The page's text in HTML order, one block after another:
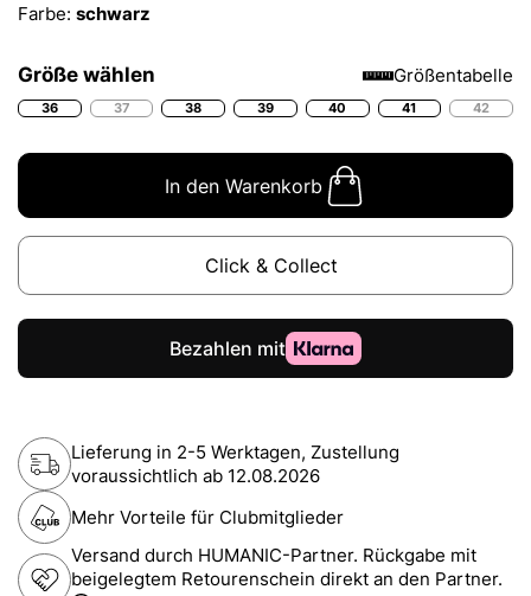
Farbe: schwarz
Größe wählen Größentabelle
36 37 38 39 40 41 42
In den Warenkorb
Click & Collect
Lieferung in 2-5 Werktagen, Zustellung
voraussichtlich ab 12.08.2026
Mehr Vorteile für Clubmitglieder
Versand durch HUMANIC-Partner. Rückgabe mit
beigelegtem Retourenschein direkt an den Partner.